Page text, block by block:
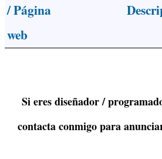
/ Página
web
Si eres diseñador /
contacta conmigo para